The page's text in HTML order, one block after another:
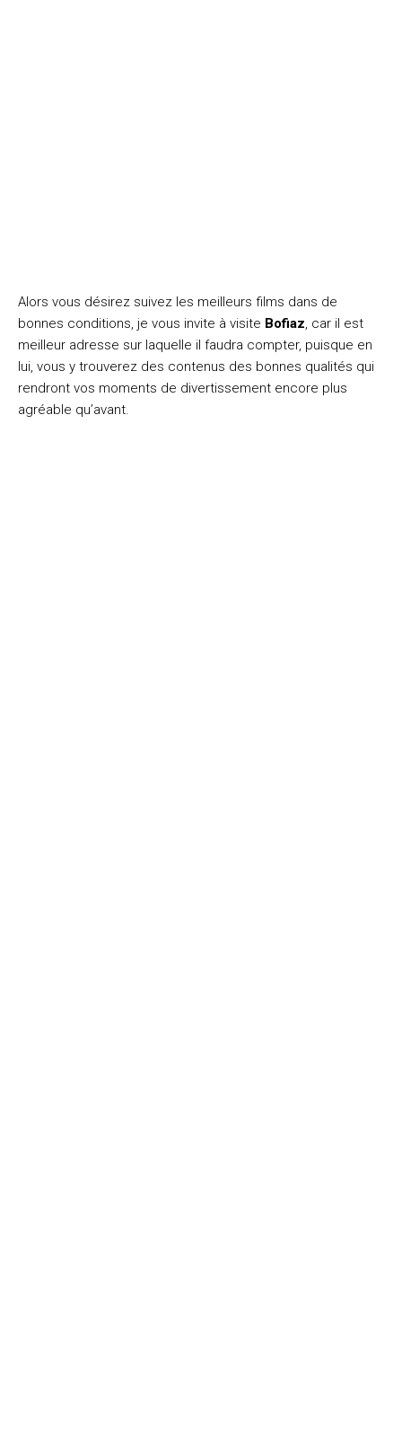
Alors vous désirez suivez les meilleurs films dans de
bonnes conditions, je vous invite à visite Bofiaz, car il est
meilleur adresse sur laquelle il faudra compter, puisque en
lui, vous y trouverez des contenus des bonnes qualités qui
rendront vos moments de divertissement encore plus
agréable qu’avant.